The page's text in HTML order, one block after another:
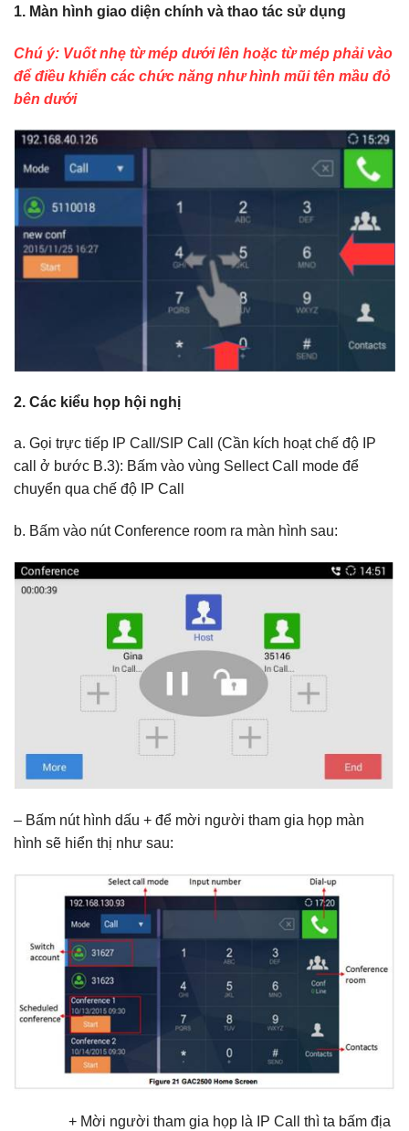
1. Màn hình giao diện chính và thao tác sử dụng
Chú ý: Vuốt nhẹ từ mép dưới lên hoặc từ mép phải vào
để điều khiển các chức năng như hình mũi tên mầu đỏ
bên dưới
2. Các kiểu họp hội nghị
a. Gọi trực tiếp IP Call/SIP Call (Cần kích hoạt chế độ IP
call ở bước B.3): Bấm vào vùng Sellect Call mode để
chuyển qua chế độ IP Call
b. Bấm vào nút Conference room ra màn hình sau:
– Bấm nút hình dấu + để mời người tham gia họp màn
hình sẽ hiển thị như sau:
+ Mời người tham gia họp là IP Call thì ta bấm địa